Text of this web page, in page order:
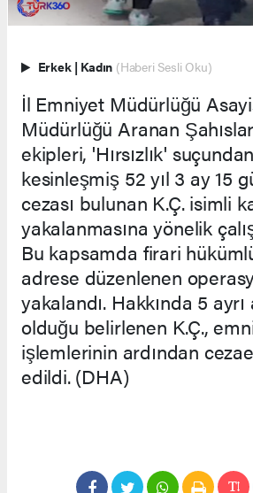
Erkek | Kadın (Haberi Sesli Oku)
İl Emniyet Müdürlüğü
Müdürlüğü Aranan
ekipleri, 'Hırsızlık'
kesinleşmiş 52 yıl 3 ay 15
cezası bulunan K.Ç. isimli
yakalanmasına yönelik
Bu kapsamda firari
adrese düzenlenen
yakalandı. Hakkında 5
olduğu belirlenen K.Ç.,
işlemlerinin ardından
edildi. (DHA)